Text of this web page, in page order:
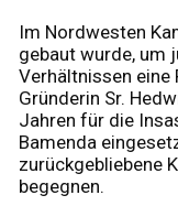
Im Nordwesten
gebaut wurde, um
Verhältnissen eine
Gründerin Sr.
Jahren für die
Bamenda
zurückgebliebene
begegnen.